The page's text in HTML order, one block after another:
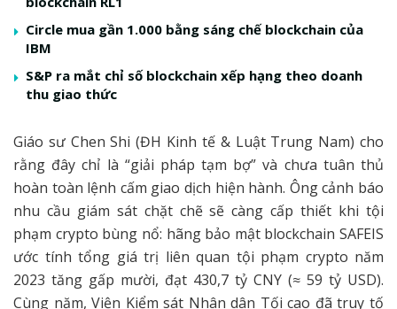
Circle mua gần 1.000 bằng sáng chế blockchain của
IBM
S&P ra mắt chỉ số blockchain xếp hạng theo doanh
thu giao thức
Giáo sư Chen Shi (ĐH Kinh tế & Luật Trung Nam) cho
rằng đây chỉ là “giải pháp tạm bợ” và chưa tuân thủ
hoàn toàn lệnh cấm giao dịch hiện hành. Ông cảnh báo
nhu cầu giám sát chặt chẽ sẽ càng cấp thiết khi tội
phạm crypto bùng nổ: hãng bảo mật blockchain SAFEIS
ước tính tổng giá trị liên quan tội phạm crypto năm
2023 tăng gấp mười, đạt 430,7 tỷ CNY (≈ 59 tỷ USD).
Cùng năm, Viện Kiểm sát Nhân dân Tối cao đã truy tố